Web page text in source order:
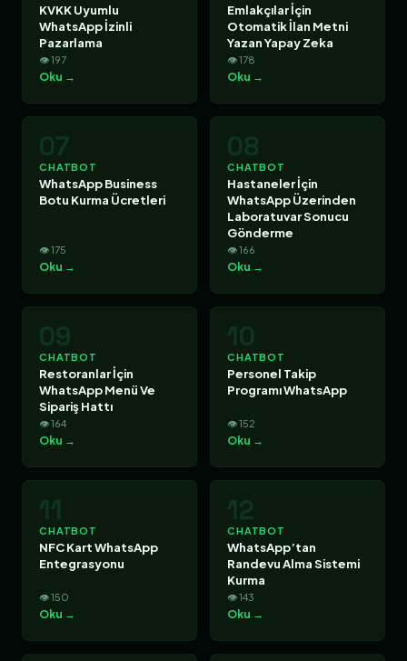
KVKK Uyumlu
WhatsApp İzinli
Pazarlama
👁 197
Oku →
Emlakçılar İçin
Otomatik İlan Metni
Yazan Yapay Zeka
👁 178
Oku →
07
CHATBOT
WhatsApp Business
Botu Kurma Ücretleri
👁 175
Oku →
08
CHATBOT
Hastaneler İçin
WhatsApp Üzerinden
Laboratuvar Sonucu
Gönderme
👁 166
Oku →
09
CHATBOT
Restoranlar İçin
WhatsApp Menü Ve
Sipariş Hattı
👁 164
Oku →
10
CHATBOT
Personel Takip
Programı WhatsApp
👁 152
Oku →
11
CHATBOT
NFC Kart WhatsApp
Entegrasyonu
👁 150
Oku →
12
CHATBOT
WhatsApp’tan
Randevu Alma Sistemi
Kurma
👁 143
Oku →